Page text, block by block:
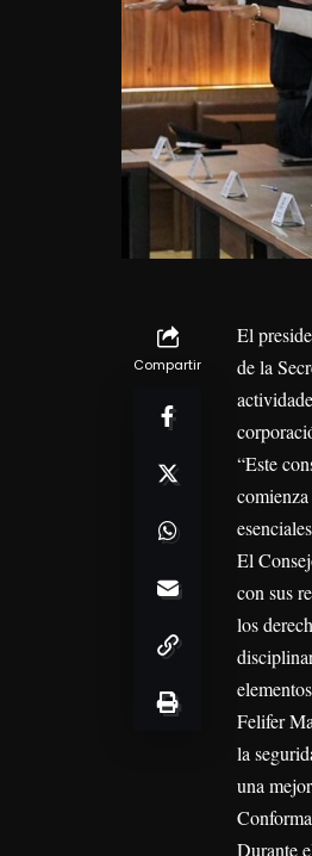
Compartir
El
de la
“Este
El
con sus
los
Felifer
la
una
Durante